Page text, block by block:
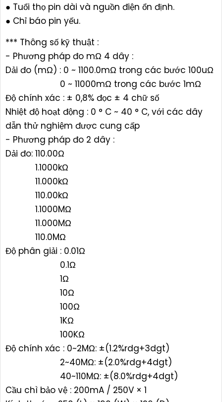
● Tuổi thọ pin dài và nguồn điện ổn định.
● Chỉ báo pin yếu.
*** Thông số kỹ thuật :
- Phương pháp đo mΩ 4 dây :
Dải đo (mΩ) : 0 ~ 1100.0mΩ trong các bước 100uΩ
0 ~ 11000mΩ trong các bước 1mΩ
Độ chính xác : ± 0,8% đọc ± 4 chữ số
Nhiệt độ hoạt động : 0 ° C ~ 40 ° C, với các dây
dẫn thử nghiệm được cung cấp
- Phương pháp đo 2 dây :
Dải đo: 110.00Ω
1.1000kΩ
11.000kΩ
110.00kΩ
1.1000MΩ
11.000MΩ
110.0MΩ
Độ phân giải : 0.01Ω
0.1Ω
1Ω
10Ω
100Ω
1KΩ
100KΩ
Độ chính xác : 0~2MΩ: ±(1.2%rdg+3dgt)
2~40MΩ: ±(2.0%rdg+4dgt)
40~110MΩ: ±(8.0%rdg+4dgt)
Cầu chì bảo vệ : 200mA / 250V × 1